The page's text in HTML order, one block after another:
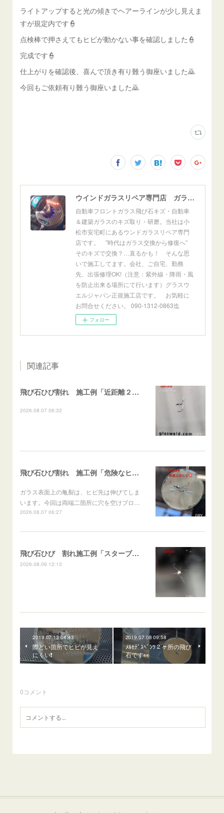
ライトアップすると光の傾きでヘアーラインが少し見えま
すが規定内です👮
点検棒で押さえてもヒビが動かない事を確認しました👮
完成です👮
仕上がりを確認後、喜んで頂き有り難う御座いました🙇
今回もご依頼有り難う御座いました🙇
ウインドガラスリペア専門店 ガラスリペア・ヨシダ グラスウェルドジャパン 正規施工店 小松市
自動車フロントガラス飛び石キズ・自動車
＆建築ガラスのキズ取り・研磨。当社は小
松市安宅町にあるウンドガラスリペア専門
店です。 ”時代はガラス交換から修復へ”
そのキズで交換？…直るかも！ そんな思
いで施工してます。会社、ご自宅、勤務
先、出張修理OK!（注意：紫外線・降雨・風
を防止出来る場所にて行います）グラスウ
エルジャパン正規施工店です。 お気軽に
お問合せください。 090-1312-0863迄
フォロー
関連記事
飛び石ひび割れ 施工例「近距離２箇所・パーシャル系+ストレート系」CX-8
2026.08.07 06:32
飛び石ひび割れ 施工例「危険なヒビ🚨⚠️表面上亀裂」ジムニー
ガラス表面上の亀裂は、ヒビ先は伸びてしま
います。今回は両端二箇所に穴を空けブロ…
2026.08.07 06:27
飛び石ひび 割れ施工例「スターブレイク系」 フリード
2026.08.06 12:13
2019.07.13 04:43
際どい箇所でヒビが見え
にくい❗
2019.07.08 09:58
ﾒﾙｾﾃﾞｽﾍﾞﾝﾂ２ヶ所の飛び
石です👀
0コメント